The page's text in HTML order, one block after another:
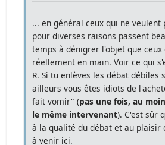
... en général ceux qui ne veulent
pour diverses raisons passent
temps à dénigrer l'objet que ceux
réellement en main. Voir ce qui
R. Si tu enlèves les débat débiles
ailleurs vous êtes idiots de
fait vomir" (pas une fois, au
le même intervenant). C'est sûr
à la qualité du débat et au plaisir
à venir ici.